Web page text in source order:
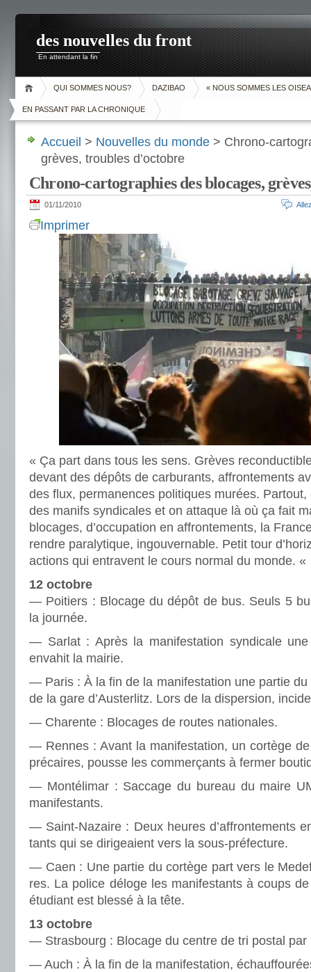
des nouvelles du front
En attendant la fin
QUI SOMMES NOUS? DAZIBAO « NOUS SOMMES LES
EN PASSANT PAR LA CHRONIQUE
Accueil > Nouvelles du monde > Chrono-
grèves, troubles d’octobre
Chrono-cartographies des blocages,
01/11/2010
Imprimer
« Ça part dans tous les sens. Grèves
devant des dépôts de carburants, affrontements
des flux, permanences politiques murées.
des manifs syndicales et on attaque là où ça fait
blocages, d’occupation en affrontements, la
rendre paralytique, ingouvernable. Petit tour
actions qui entravent le cours normal du monde. «
12 octo­bre
— Poitiers : Blocage du dépôt de bus. Seuls 5
la jour­née.
— Sarlat : Après la mani­fes­ta­tion syn­di­cale
enva­hit la mairie.
— Paris : À la fin de la mani­fes­ta­tion une partie
de la gare d’Austerlitz. Lors de la dis­per­sion,
— Charente : Blocages de routes natio­na­les.
— Rennes : Avant la mani­fes­ta­tion, un cor­tège de
pré­cai­res, pousse les com­mer­çants à fermer
— Montélimar : Saccage du bureau du maire
mani­fes­tants.
— Saint-Nazaire : Deux heures d’affron­te­ments
tants qui se diri­geaient vers la sous-pré­fec­ture.
— Caen : Une partie du cor­tège part vers le
res. La police déloge les mani­fes­tants à coups
étudiant est blessé à la tête.
13 octobre
— Strasbourg : Blocage du centre de tri postal par
— Auch : À la fin de la mani­fes­ta­tion,